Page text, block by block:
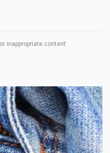
inappropriate content